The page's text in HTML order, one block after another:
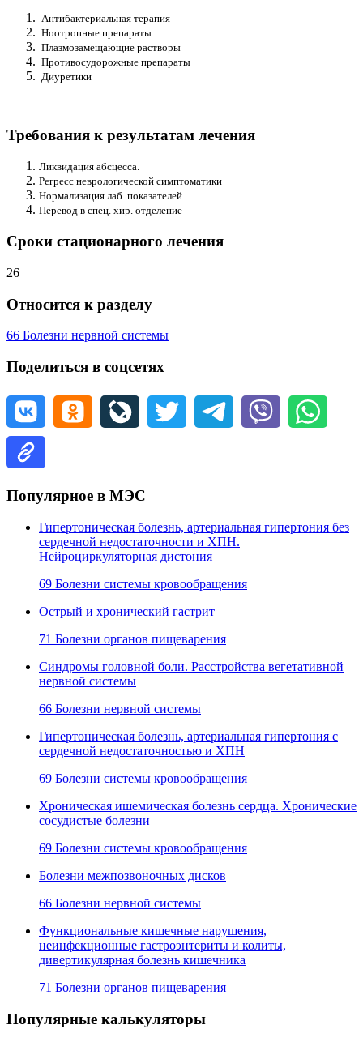
Антибактериальная терапия
Ноотропные препараты
Плазмозамещающие растворы
Противосудорожные препараты
Диуретики
Требования к результатам лечения
Ликвидация абсцесса.
Регресс неврологической симптоматики
Нормализация лаб. показателей
Перевод в спец. хир. отделение
Сроки стационарного лечения
26
Относится к разделу
66 Болезни нервной системы
Поделиться в соцсетях
Популярное в МЭС
Гипертоническая болезнь, артериальная гипертония без
сердечной недостаточности и ХПН.
Нейроциркуляторная дистония
69 Болезни системы кровообращения
Острый и хронический гастрит
71 Болезни органов пищеварения
Синдромы головной боли. Расстройства вегетативной
нервной системы
66 Болезни нервной системы
Гипертоническая болезнь, артериальная гипертония с
сердечной недостаточностью и ХПН
69 Болезни системы кровообращения
Хроническая ишемическая болезнь сердца. Хронические
сосудистые болезни
69 Болезни системы кровообращения
Болезни межпозвоночных дисков
66 Болезни нервной системы
Функциональные кишечные нарушения,
неинфекционные гастроэнтериты и колиты,
дивертикулярная болезнь кишечника
71 Болезни органов пищеварения
Популярные калькуляторы